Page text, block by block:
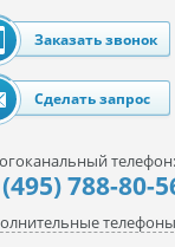
Заказать звонок
Сделать запрос
телефон:
788-80-